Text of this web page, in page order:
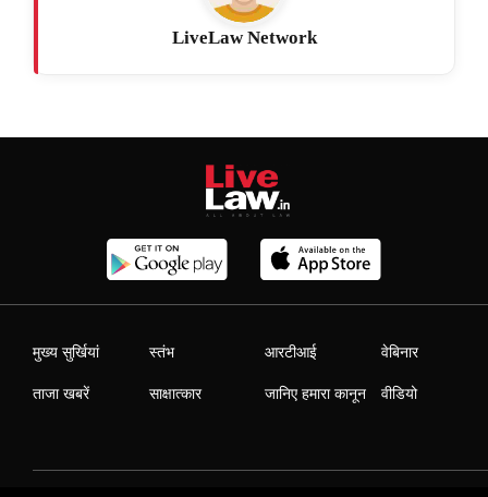
LiveLaw Network
मुख्य सुर्खियां
ताजा खबरें
स्तंभ
साक्षात्कार
आरटीआई
जानिए हमारा कानून
वेबिनार
वीडियो